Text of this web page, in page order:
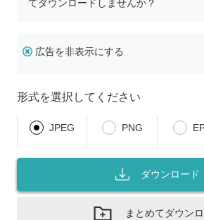
てダウンロードしませんか？
広告を非表示にする
形式を選択してください
JPEG PNG
ダウンロード
まとめてダウン